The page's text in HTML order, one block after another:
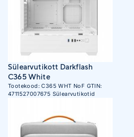
Sülearvutikott Darkflash
C365 White
Tootekood:C365 WHT NoF GTIN:
4711527007675 Sülearvutikotid